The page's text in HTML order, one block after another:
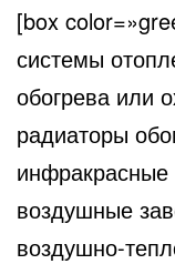
[box
системы
обогрева или
радиаторы
инфракрасные
воздушные
воздушно-